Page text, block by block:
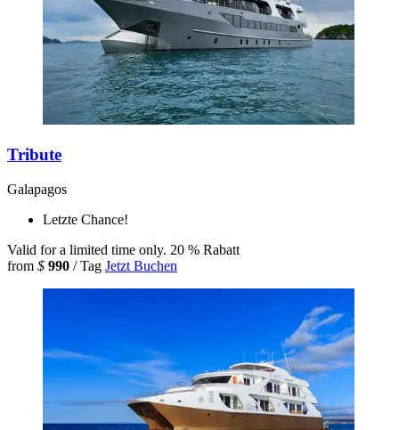
Tribute
Galapagos
Letzte Chance!
Valid for a limited time only. 20 % Rabatt
from $ 990 / Tag Jetzt Buchen